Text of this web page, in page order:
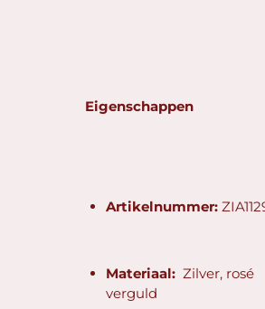
Eigenschappen
Artikelnummer:
Materiaal: Zilver, rosé
verguld